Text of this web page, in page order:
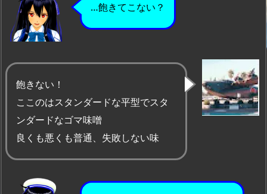
…飽きてこない？
飽きない！
ここのはスタンダードな平型でスタ
ンダードなゴマ味噌
良くも悪くも普通、失敗しない味